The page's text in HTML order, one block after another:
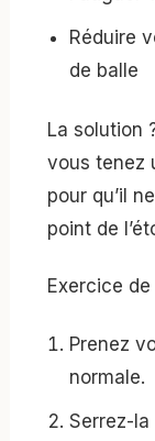
Réduire
de balle
La solution
vous tenez
pour qu’il
point de
Exercice
Prenez
normale.
Serrez-